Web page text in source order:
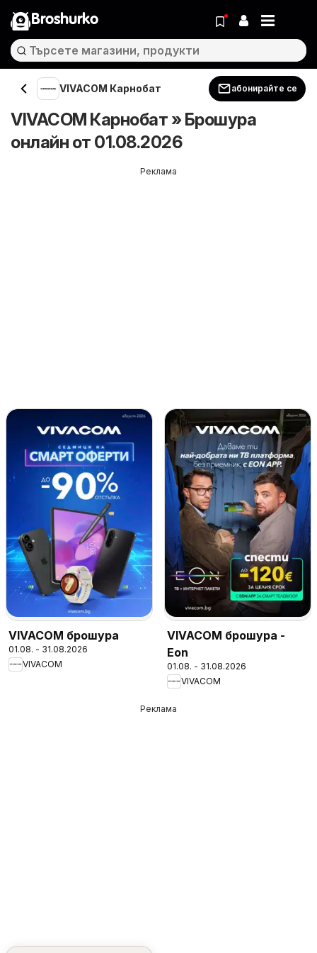
Broshurko
VIVACOM Карнобат абонирайте се
VIVACOM Карнобат » Брошура
онлайн от 01.08.2026
Реклама
VIVACOM брошура
01.08. - 31.08.2026
VIVACOM
VIVACOM брошура -
Eon
01.08. - 31.08.2026
VIVACOM
Реклама